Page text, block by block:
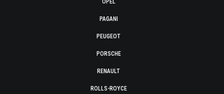
OPEL
PAGANI
PEUGEOT
PORSCHE
RENAULT
ROLLS-ROYCE